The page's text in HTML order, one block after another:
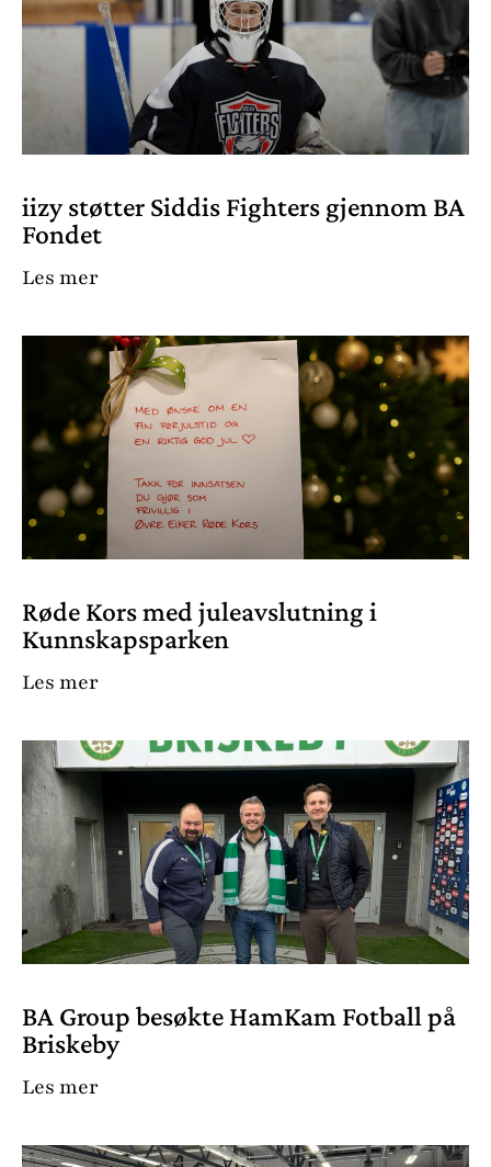
iizy støtter Siddis Fighters gjennom BA
Fondet
Les mer
Røde Kors med juleavslutning i
Kunnskapsparken
Les mer
BA Group besøkte HamKam Fotball på
Briskeby
Les mer